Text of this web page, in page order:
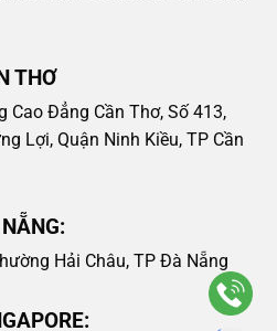
THƠ
Cao Đẳng Cần Thơ, Số 413,
Lợi, Quận Ninh Kiều, TP Cần
Hải Châu, TP Đà Nẵng